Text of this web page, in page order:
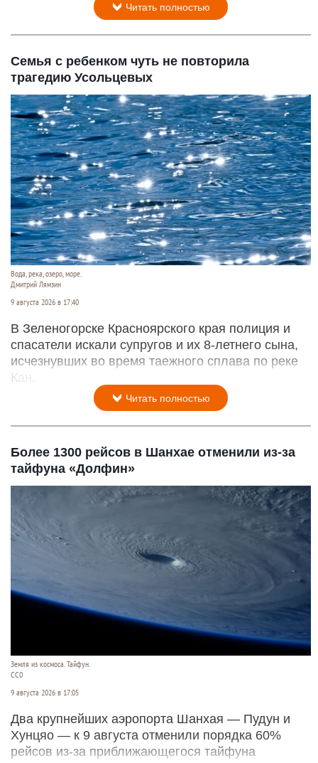
Читать полностью
Семья с ребенком чуть не повторила
трагедию Усольцевых
Вода, река, озеро, море.
Дмитрий Лямзин
9 августа 2026 в 17:40
В Зеленогорске Красноярского края полиция и
спасатели искали супругов и их 8-летнего сына,
исчезнувших во время таежного сплава по реке
Кан.
Читать полностью
Более 1300 рейсов в Шанхае отменили из-за
тайфуна «Долфин»
Земля из космоса. Тайфун.
СС0
9 августа 2026 в 17:05
Два крупнейших аэропорта Шанхая — Пудун и
Хунцяо — к 9 августа отменили порядка 60%
рейсов из-за приближающегося тайфуна